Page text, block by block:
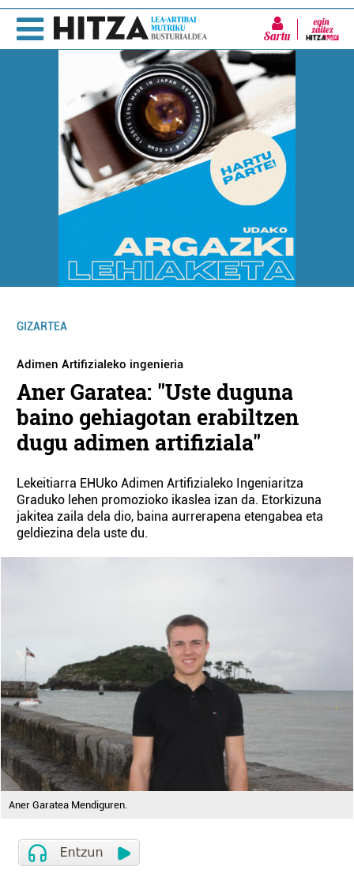
Sartu
GIZARTEA
Adimen Artifizialeko ingenieria
Aner Garatea: "Uste duguna
baino gehiagotan erabiltzen
dugu adimen artifiziala"
Lekeitiarra EHUko Adimen Artifizialeko Ingeniaritza
Graduko lehen promozioko ikaslea izan da. Etorkizuna
jakitea zaila dela dio, baina aurrerapena etengabea eta
geldiezina dela uste du.
Aner Garatea Mendiguren.